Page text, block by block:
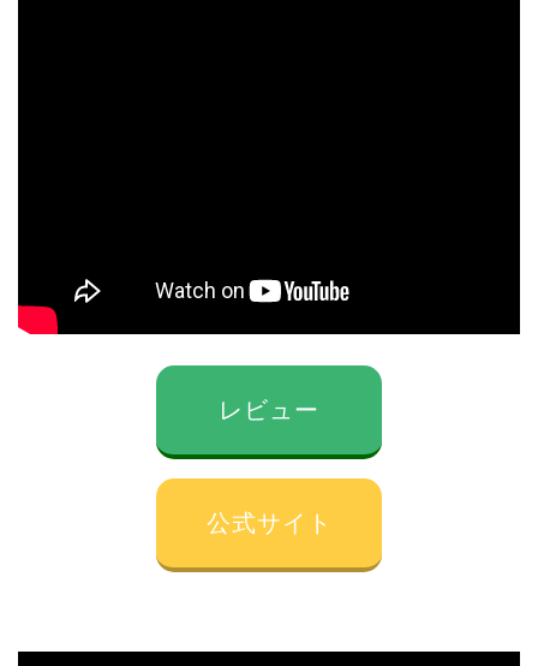
レビュー
公式サイト